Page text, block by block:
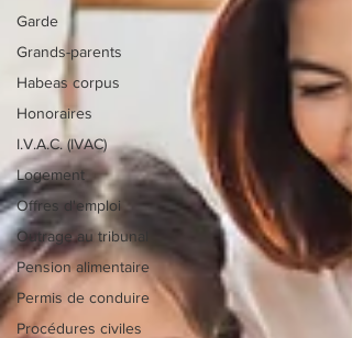
Garde
Grands-parents
Habeas corpus
Honoraires
I.V.A.C. (IVAC)
Logement
Offres d'emploi
Outrage au tribunal
Pension alimentaire
Permis de conduire
Procédures civiles